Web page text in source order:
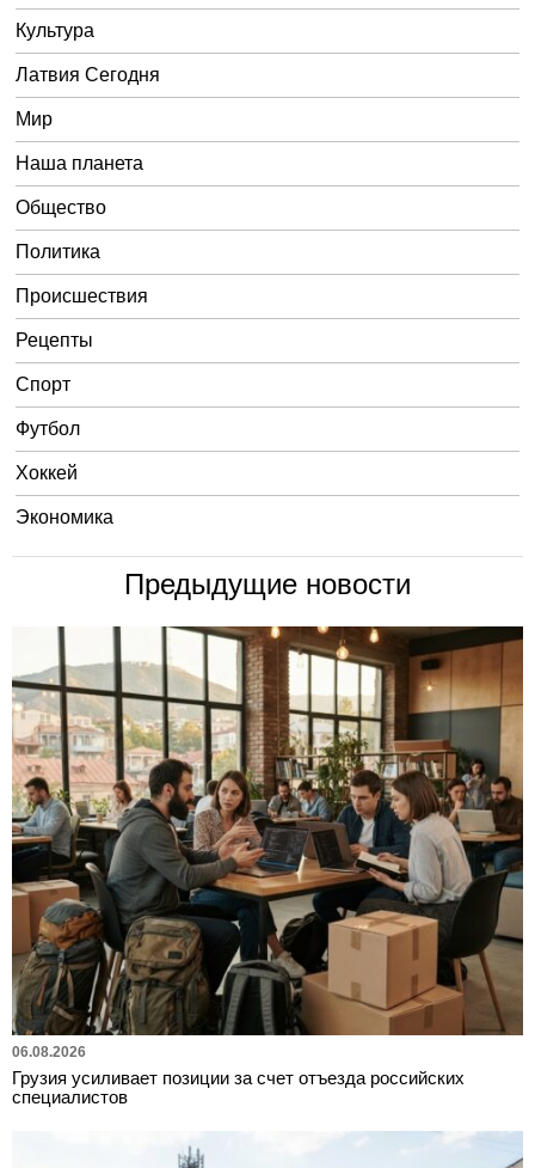
Культура
Латвия Сегодня
Мир
Наша планета
Общество
Политика
Происшествия
Рецепты
Спорт
Футбол
Хоккей
Экономика
Предыдущие новости
06.08.2026
Грузия усиливает позиции за счет отъезда российских
специалистов